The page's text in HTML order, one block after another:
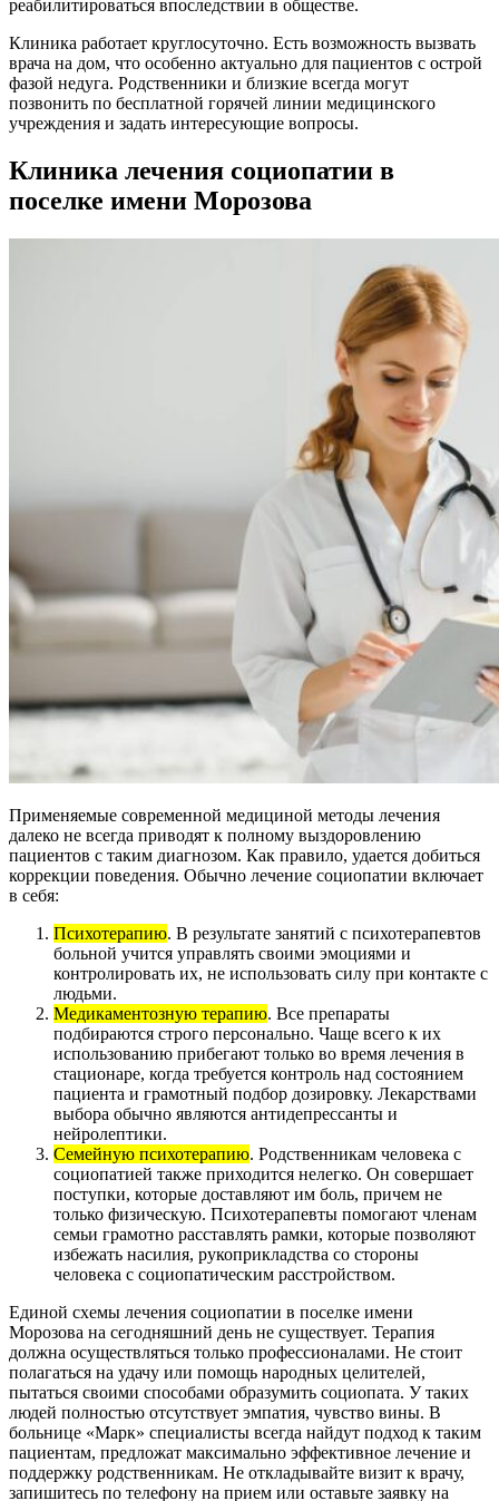
реабилитироваться впоследствии в обществе.
Клиника работает круглосуточно. Есть возможность вызвать
врача на дом, что особенно актуально для пациентов с острой
фазой недуга. Родственники и близкие всегда могут
позвонить по бесплатной горячей линии медицинского
учреждения и задать интересующие вопросы.
Клиника лечения социопатии в
поселке имени Морозова
Применяемые современной медициной методы лечения
далеко не всегда приводят к полному выздоровлению
пациентов с таким диагнозом. Как правило, удается добиться
коррекции поведения. Обычно лечение социопатии включает
в себя:
Психотерапию. В результате занятий с психотерапевтов
больной учится управлять своими эмоциями и
контролировать их, не использовать силу при контакте с
людьми.
Медикаментозную терапию. Все препараты
подбираются строго персонально. Чаще всего к их
использованию прибегают только во время лечения в
стационаре, когда требуется контроль над состоянием
пациента и грамотный подбор дозировку. Лекарствами
выбора обычно являются антидепрессанты и
нейролептики.
Семейную психотерапию. Родственникам человека с
социопатией также приходится нелегко. Он совершает
поступки, которые доставляют им боль, причем не
только физическую. Психотерапевты помогают членам
семьи грамотно расставлять рамки, которые позволяют
избежать насилия, рукоприкладства со стороны
человека с социопатическим расстройством.
Единой схемы лечения социопатии в поселке имени
Морозова на сегодняшний день не существует. Терапия
должна осуществляться только профессионалами. Не стоит
полагаться на удачу или помощь народных целителей,
пытаться своими способами образумить социопата. У таких
людей полностью отсутствует эмпатия, чувство вины. В
больнице «Марк» специалисты всегда найдут подход к таким
пациентам, предложат максимально эффективное лечение и
поддержку родственникам. Не откладывайте визит к врачу,
запишитесь по телефону на прием или оставьте заявку на